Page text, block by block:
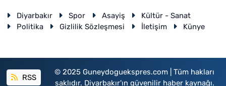
Diyarbakır Spor Asayiş
Kültür - Sanat
Politika
Gizlilik Sözleşmesi İletişim Künye
RSS
© 2025 Guneydoguekspres.com | Tüm hakları
saklıdır. Diyarbakır'ın güvenilir haber kaynağı.